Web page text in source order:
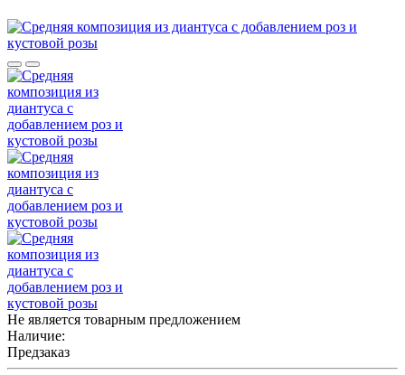
Не является товарным предложением
Наличие:
Предзаказ